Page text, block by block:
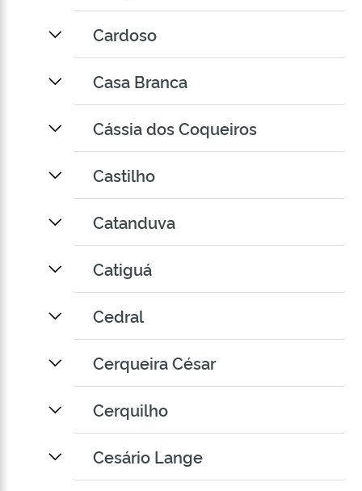
Cardoso
Casa Branca
Cássia dos Coqueiros
Castilho
Catanduva
Catiguá
Cedral
Cerqueira César
Cerquilho
Cesário Lange